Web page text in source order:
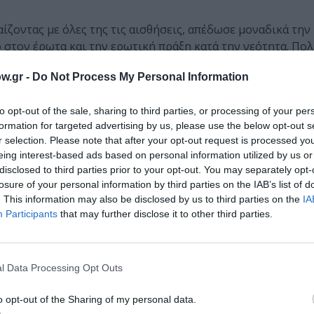
- Do Not Process My Personal Information
opt-out of the sale, sharing to third parties, or processing of your
for targeted advertising by us, please use the below opt-out
selection. Please note that after your opt-out request is processed
interest-based ads based on personal information utilized by us
to third parties prior to your opt-out. You may separately
of your personal information by third parties on the IAB’s list of
This information may also be disclosed by us to third parties on the
Participants that may further disclose it to other third parties.
Data Processing Opt Outs
opt-out of the Sharing of my personal data.
με όλες της τις αισθήσεις, απέδωσε μοναδικά
έρωτα και την ερωτική πράξη κατά την νεότητα.
επίπονο και βασανιστικό, αλλά και απόλυτο έρωτα. Η
τη διαφορετική αντίληψή τους, αλλά και
τις συνθήκες που θα οδηγήσουν σε μια ολοκληρωτική
μέσα από ένα απολύτως φορμαλιστικό παίξιμο πέτυχε
γυναίκας του αγρού. Θυμίζοντας την Μάνα-Φύση,
στο γκροτέσκο και το φαρσικό. Καλή και η
τα Δαιμόνια (Έλενα Μελά, Περικλής Σιούντας
φαντασιακό στοιχείο στην παράσταση.
απολύτως λειτουργικά και με ιδιαίτερη